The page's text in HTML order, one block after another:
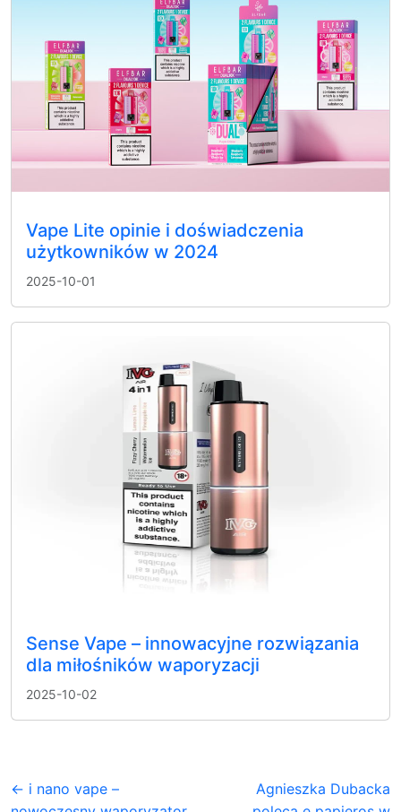
Vape Lite opinie i doświadczenia
użytkowników w 2024
2025-10-01
Sense Vape – innowacyjne rozwiązania
dla miłośników waporyzacji
2025-10-02
← i nano vape –
Agnieszka Dubacka